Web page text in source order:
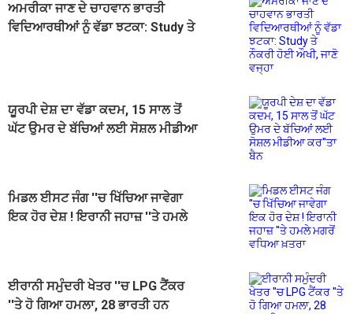
ਅਮਰੀਕਾ ਜਾਣ ਦੇ ਚਾਹਵਾਨ ਭਾਰਤੀ
ਵਿਦਿਆਰਥੀਆਂ ਨੂੰ ਵੱਡਾ ਝਟਕਾ: Study ਤੇ
ਯੂਰਪੀ ਦੇਸ਼ ਦਾ ਵੱਡਾ ਕਦਮ, 15 ਸਾਲ ਤੋਂ
ਘੱਟ ਉਮਰ ਦੇ ਬੱਚਿਆਂ ਲਈ ਸੋਸ਼ਲ ਮੀਡੀਆ
ਮਿਡਲ ਈਸਟ ਜੰਗ ''ਚ ਖਿੱਚਿਆ ਜਾਵੇਗਾ
ਇਕ ਹੋਰ ਦੇਸ਼ ! ਇਰਾਨੀ ਜਹਾਜ਼ ''ਤੇ ਹਮਲੇ
ਈਰਾਨੀ ਸਮੁੰਦਰੀ ਖੇਤਰ ''ਚ LPG ਟੈਂਕਰ
''ਤੇ ਹੋ ਗਿਆ ਹਮਲਾ, 28 ਭਾਰਤੀ ਹਨ